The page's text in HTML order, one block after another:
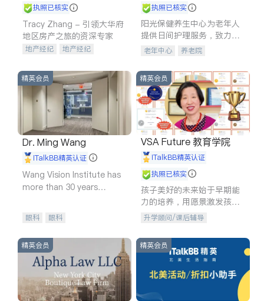
执照已核实
Tracy Zhang - 引领大华府
地区房产之旅的资深专家
地产经纪
地产经纪
商铺租售
开发商建商
执照已核实
阳光保健养生中心为老年人
提供日间护理服务，致力于
通过持续的护理创新来有效
老年中心 养老院
精英会员
Dr. Ming Wang
iTalkBB精英认证
Wang Vision Institute has
more than 30 years
眼科 眼科
精英会员
VSA Future 教育学院
iTalkBB精英认证
执照已核实
孩子美好的未来始于早期能
力的培养，用愿景激发孩子
的学习潜力和动力。理念：
拥有成长型心态是成功的基
石。
升学顾问/课后辅导
精英会员 精英会员